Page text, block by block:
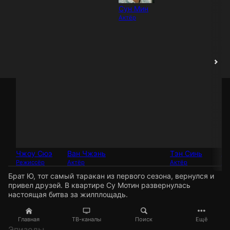
Главная ТВ-каналы Поиск Ещё
Чжоу Сюэ
Режиссёр
Ван Чжэнь
Актёр
Сун Мин
Актёр
Тэн Синь
Актёр
Брат Ю, тот самый таракан из первого сезона, вернулся и
привел друзей. В квартире Су Мотин развернулась
настоящая битва за жилплощадь.